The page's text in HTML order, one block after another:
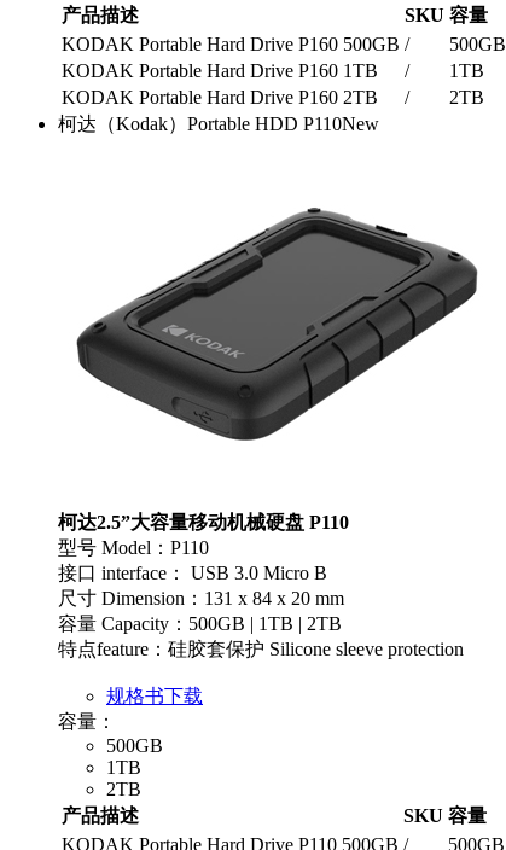
产品描述
SKU 容量
KODAK Portable Hard Drive P160 500GB /
500GB
KODAK Portable Hard Drive P160 1TB
/
1TB
KODAK Portable Hard Drive P160 2TB
/
2TB
柯达（Kodak）Portable HDD P110New
柯达2.5”大容量移动机械硬盘 P110
型号 Model：P110
接口 interface： USB 3.0 Micro B
尺寸 Dimension：131 x 84 x 20 mm
容量 Capacity：500GB | 1TB | 2TB
特点feature：硅胶套保护 Silicone sleeve protection
规格书下载
容量：
500GB
1TB
2TB
产品描述
SKU 容量
KODAK Portable Hard Drive P110 500GB / 500GB